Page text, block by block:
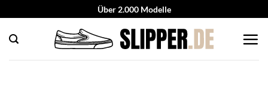
springen
Über 2.000 Modelle